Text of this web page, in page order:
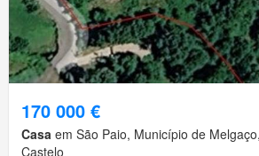
170 000 €
Casa em São Paio, Município de
Castelo